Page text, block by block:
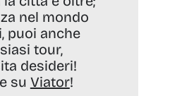
nel mondo
puoi anche
tour,
desideri!
su Viator!